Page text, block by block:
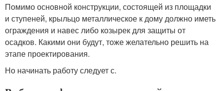
Помимо основной конструкции, состоящей из площадки
и ступеней, крыльцо металлическое к дому должно иметь
ограждения и навес либо козырек для защиты от
осадков. Какими они будут, тоже желательно решить на
этапе проектирования.
Но начинать работу следует с.